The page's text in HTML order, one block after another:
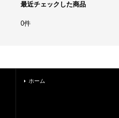
最近チェックした商品
0件
ホーム